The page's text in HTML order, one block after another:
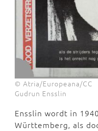
© Atria/Europeana/CC
Gudrun Ensslin
Ensslin wordt in
Württemberg, als